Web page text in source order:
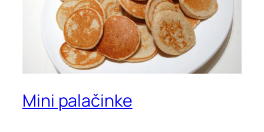
Mini palačinke